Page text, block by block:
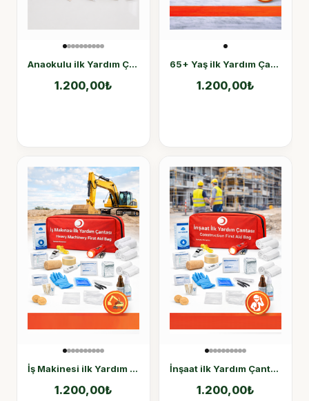
Anaokulu ilk Yardım Çantası 50 Parça
1.200,00₺
65+ Yaş ilk Yardım Çantası, 65+ Yaş Acil Durum Çantası 50 Parça
1.200,00₺
İş Makinesi ilk Yardım Çantası
1.200,00₺
İnşaat ilk Yardım Çantası
1.200,00₺